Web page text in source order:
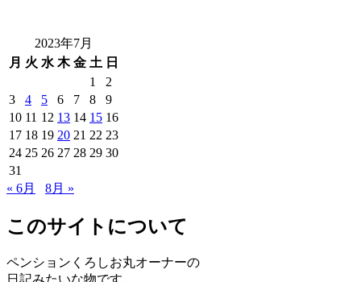
2023年7月
月 火 水 木 金 土 日
1
2
3
4 5 6 7 8
9
10 11 12 13 14 15 16
17 18 19 20 21 22 23
24 25 26 27 28 29 30
31
« 6月
8月 »
このサイトについて
ペンションくろしお丸オーナーの